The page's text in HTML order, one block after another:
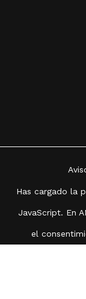
Has cargado la
JavaScript. En
el